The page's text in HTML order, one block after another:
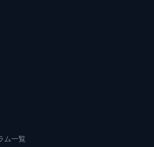
ム一覧